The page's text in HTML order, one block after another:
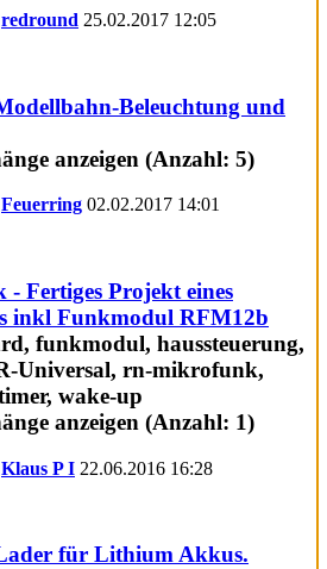
redround 25.02.2017 12:05
Beleuchtung und
Feuerring 02.02.2017 14:01
Fertiges Projekt eines
inkl Funkmodul RFM12b
Klaus P I 22.06.2016 16:28
für Lithium Akkus.